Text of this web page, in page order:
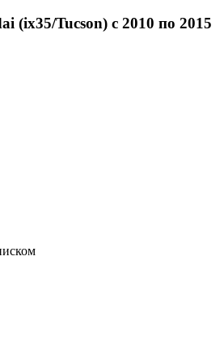
(ix35/Tucson) с 2010 по 2015